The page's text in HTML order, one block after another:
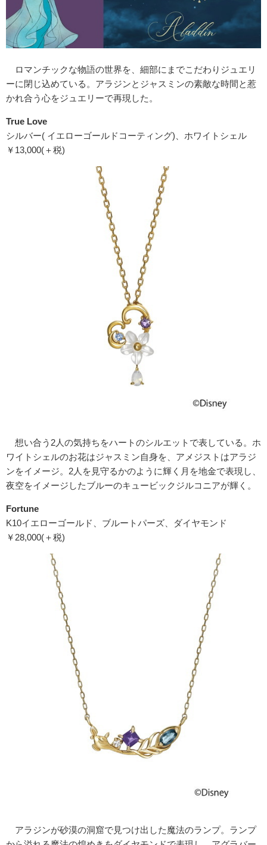
ロマンチックな物語の世界を、細部にまでこだわりジュエリ
ーに閉じ込めている。アラジンとジャスミンの素敵な時間と惹
かれ合う心をジュエリーで再現した。
True Love
シルバー( イエローゴールドコーティング)、ホワイトシェル
￥13,000(＋税)
想い合う2人の気持ちをハートのシルエットで表している。ホ
ワイトシェルのお花はジャスミン自身を、アメジストはアラジ
ンをイメージ。2人を見守るかのように輝く月を地金で表現し、
夜空をイメージしたブルーのキュービックジルコニアが輝く。
Fortune
K10イエローゴールド、ブルートパーズ、ダイヤモンド
￥28,000(＋税)
アラジンが砂漠の洞窟で見つけ出した魔法のランプ。ランプ